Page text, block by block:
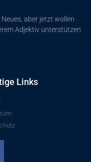
aber jetzt wollen
Adjektiv unterstützen
Links